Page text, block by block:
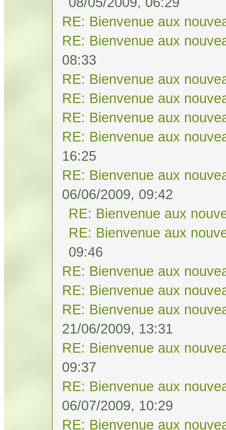
RE: Bienvenue aux
RE: Bienvenue aux
08:33
RE: Bienvenue aux
RE: Bienvenue aux
RE: Bienvenue aux
RE: Bienvenue aux
16:25
RE: Bienvenue aux
06/06/2009, 09:42
RE: Bienvenue aux
RE: Bienvenue aux
09:46
RE: Bienvenue aux
RE: Bienvenue aux
RE: Bienvenue aux
21/06/2009, 13:31
RE: Bienvenue aux
09:37
RE: Bienvenue aux
06/07/2009, 10:29
RE: Bienvenue aux